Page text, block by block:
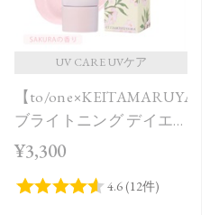
UV CARE UVケア
【to/
ブライトニング デイエ
ッセンス UV SAKURA in
¥3,300